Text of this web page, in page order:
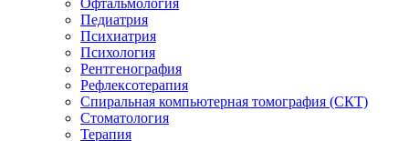
Офтальмология
Педиатрия
Психиатрия
Психология
Рентгенография
Рефлексотерапия
Спиральная компьютерная томография (СКТ)
Стоматология
Терапия